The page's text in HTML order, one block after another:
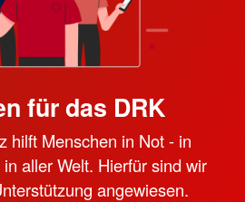
für das DRK
hilft Menschen in Not - in
aller Welt. Hierfür sind wir
angewiesen.